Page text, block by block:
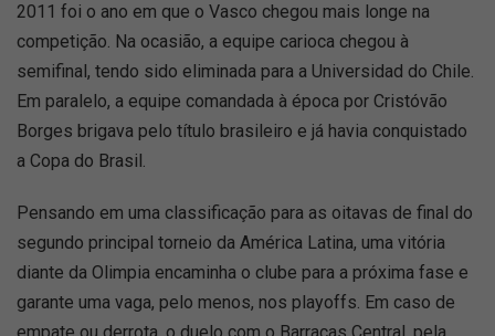
2011 foi o ano em que o Vasco chegou mais longe na
competição. Na ocasião, a equipe carioca chegou à
semifinal, tendo sido eliminada para a Universidad do Chile.
Em paralelo, a equipe comandada à época por Cristóvão
Borges brigava pelo título brasileiro e já havia conquistado
a Copa do Brasil.
Pensando em uma classificação para as oitavas de final do
segundo principal torneio da América Latina, uma vitória
diante da Olimpia encaminha o clube para a próxima fase e
garante uma vaga, pelo menos, nos playoffs. Em caso de